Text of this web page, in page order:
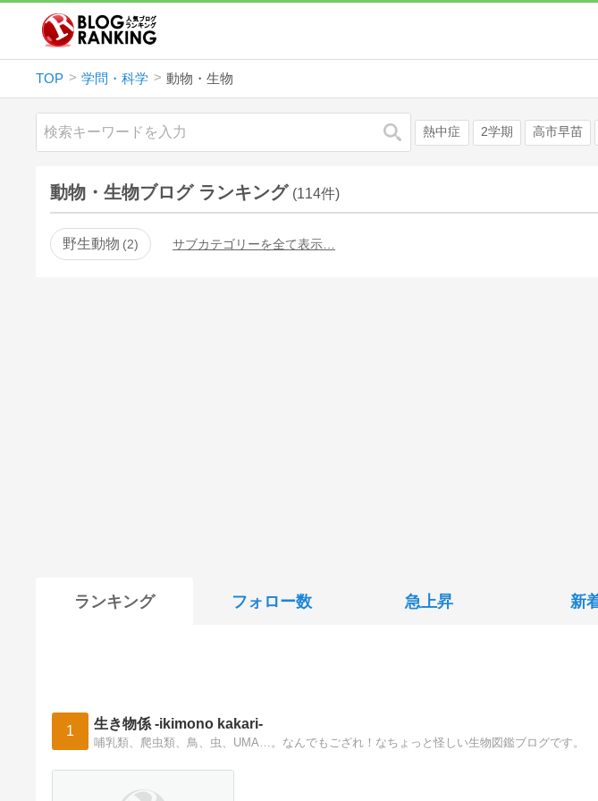
TOP 学問・科学 動物・生物
検索 熱中症 2学期 高市早苗
動物・生物ブログ ランキング (114件)
野生動物 2 サブカテゴリーを全て表示…
ランキング フォロー数 急上昇 新
1 生き物係 -ikimono kakari-
哺乳類、爬虫類、鳥、虫、UMA…。なんでもござれ！なちょっと怪しい生物図鑑ブログで